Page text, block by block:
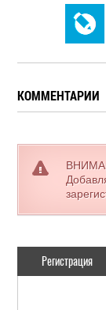
КОММЕНТАРИИ
Регистрация